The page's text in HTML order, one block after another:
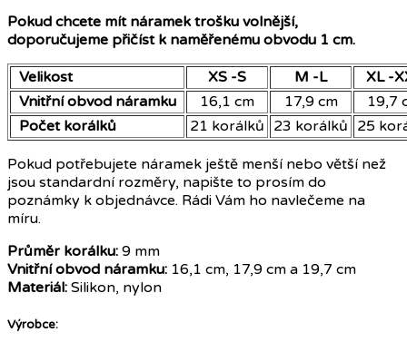
Pokud chcete mít náramek trošku volnější,
doporučujeme přičíst k naměřenému obvodu 1 cm.
Velikost XS -S M -L
XL -
Vnitřní obvod náramku
16,1 cm 17,9 cm
19,7
Počet korálků
21 korálků 23 korálků 25
Pokud potřebujete náramek ještě menší nebo větší než
jsou standardní rozměry, napište to prosím do
poznámky k objednávce. Rádi Vám ho navlečeme na
míru.
Průměr korálku: 9 mm
Vnitřní obvod náramku: 16,1 cm, 17,9 cm a 19,7 cm
Materiál: Silikon, nylon
Výrobce: